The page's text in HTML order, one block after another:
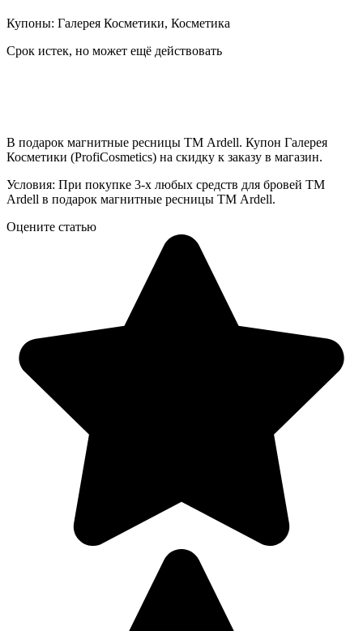
Купоны: Галерея Косметики, Косметика
Срок истек, но может ещё действовать
В подарок магнитные ресницы ТМ Ardell. Купон Галерея
Косметики (ProfiCosmetics) на скидку к заказу в магазин.
Условия: При покупке 3-х любых средств для бровей ТМ
Ardell в подарок магнитные ресницы ТМ Ardell.
Оцените статью